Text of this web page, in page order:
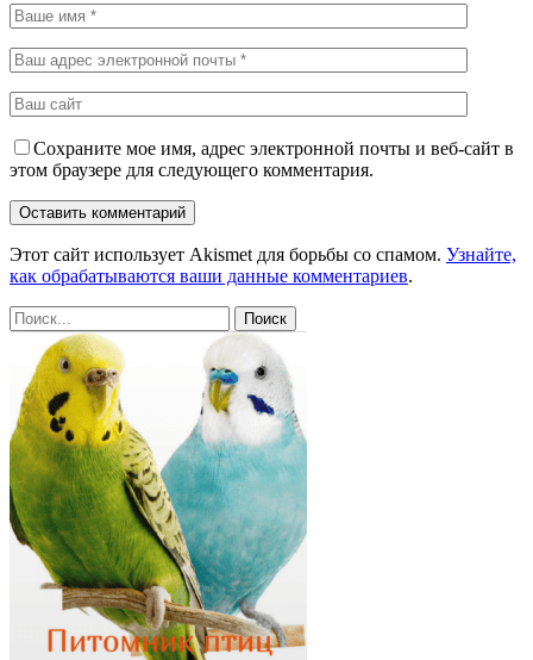
Сохраните мое имя, адрес электронной почты и веб-сайт в
этом браузере для следующего комментария.
Этот сайт использует Akismet для борьбы со спамом. Узнайте,
как обрабатываются ваши данные комментариев.